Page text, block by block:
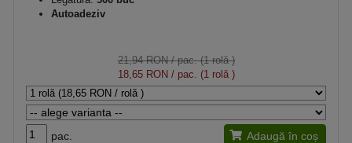
Autoadeziv
21,94 RON/ pac. (1 rolă )
18,65 RON/ pac. (1 rolă )
pac. Adaugă în coș